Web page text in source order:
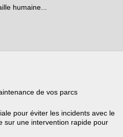
humaine...
de vos parcs
pour éviter les incidents avec le
sur une intervention rapide pour